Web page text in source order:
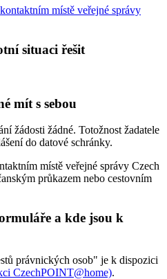
kontaktním místě veřejné správy
situaci řešit
mít s sebou
žádosti žádné. Totožnost žadatele
do datové schránky.
místě veřejné správy Czech
průkazem nebo cestovním
a kde jsou k
právnických osob" je k dispozici
CzechPOINT@home).